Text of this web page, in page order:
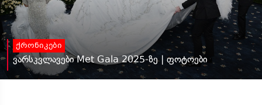
ქრონიკები
ვარსკვლავები Met Gala 2025-ზე | ფოტოები